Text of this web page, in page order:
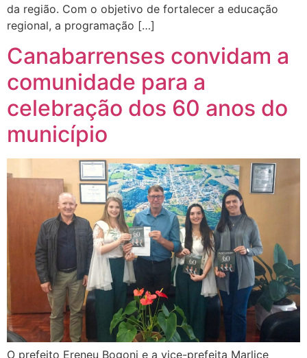
da região. Com o objetivo de fortalecer a educação
regional, a programação […]
Canabarrenses convidam a
comunidade para a
celebração dos 60 anos do
município
O prefeito Ereneu Bogoni e a vice-prefeita Marlice